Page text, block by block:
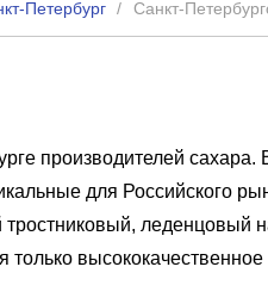
Петербург Санкт-
производителей сахара.
для Российского
леденцовый
высококачественное